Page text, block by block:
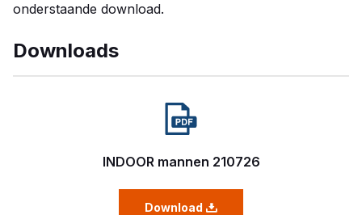
onderstaande download.
Downloads
INDOOR mannen 210726
Download